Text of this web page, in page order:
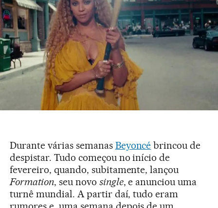
Durante várias semanas Beyoncé brincou de
despistar. Tudo começou no início de
fevereiro, quando, subitamente, lançou
Formation, seu novo single, e anunciou uma
turnê mundial. A partir daí, tudo eram